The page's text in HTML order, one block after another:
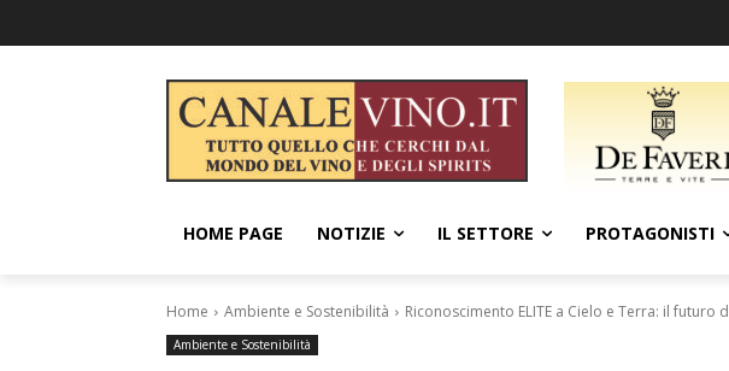
HOME PAGE NOTIZIE IL SETTORE PROTAGONISTI
Home Ambiente e Sostenibilità Riconoscimento ELITE a Cielo e Terra: il futuro
Ambiente e Sostenibilità